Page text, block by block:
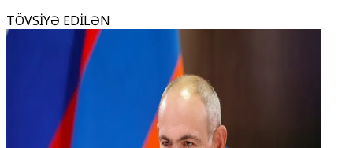
TÖVSİYƏ EDİLƏN